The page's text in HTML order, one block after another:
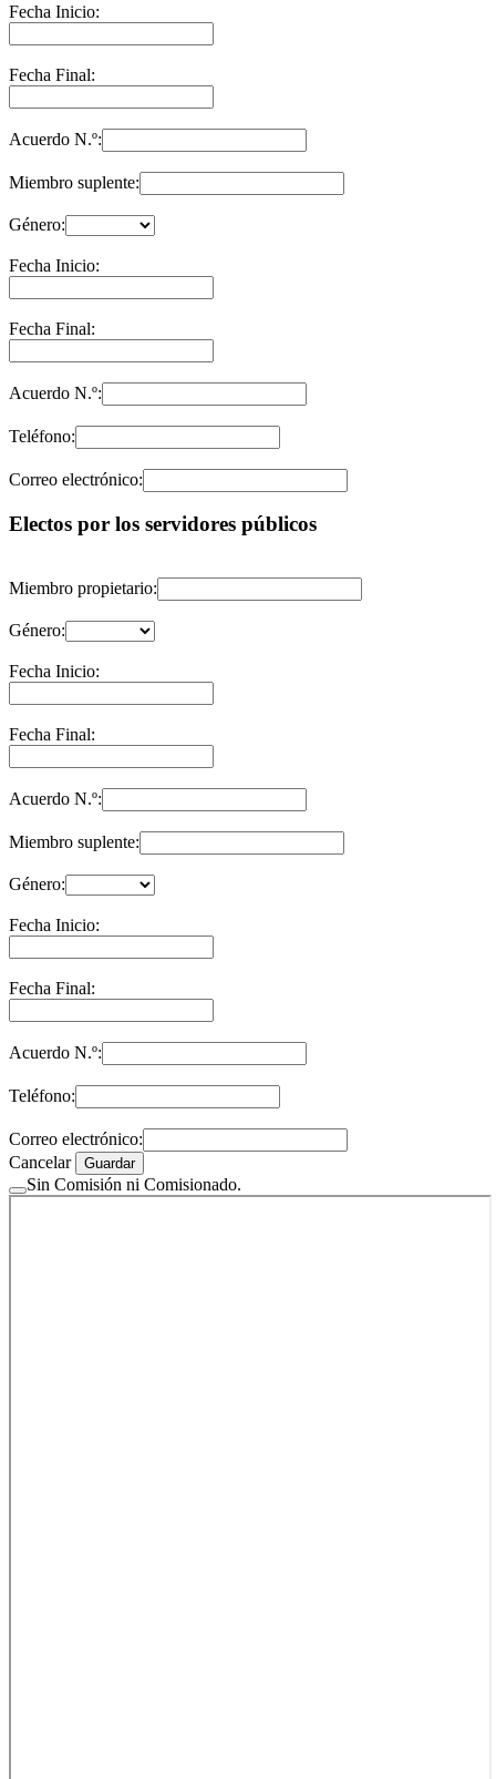
Fecha Inicio:
Fecha Final:
Acuerdo N.º:
Miembro suplente:
Género:
Fecha Inicio:
Fecha Final:
Acuerdo N.º:
Teléfono:
Correo electrónico:
Electos por los servidores públicos
Miembro propietario:
Género:
Fecha Inicio:
Fecha Final:
Acuerdo N.º:
Miembro suplente:
Género:
Fecha Inicio:
Fecha Final:
Acuerdo N.º:
Teléfono:
Correo electrónico:
Cancelar
Guardar
Sin Comisión ni Comisionado.